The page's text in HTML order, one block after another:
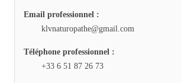
Email professionnel :
klvnaturopathe@gmail.com
Téléphone professionnel :
+33 6 51 87 26 73